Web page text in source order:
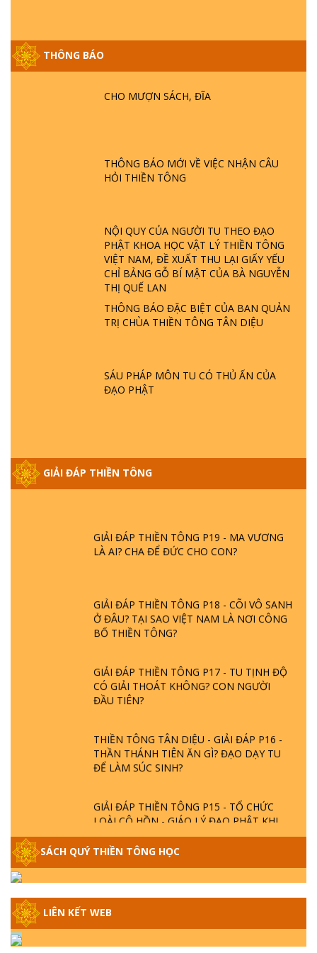
THÔNG BÁO
CHO MƯỢN SÁCH, ĐĨA
THÔNG BÁO MỚI VỀ VIỆC NHẬN CÂU
HỎI THIỀN TÔNG
NỘI QUY CỦA NGƯỜI TU THEO ĐẠO
PHẬT KHOA HỌC VẬT LÝ THIỀN TÔNG
VIỆT NAM, ĐỀ XUẤT THU LẠI GIẤY YẾU
CHỈ BẢNG GỖ BÍ MẬT CỦA BÀ NGUYỄN
THỊ QUẾ LAN
THÔNG BÁO ĐẶC BIỆT CỦA BAN QUẢN
TRỊ CHÙA THIỀN TÔNG TÂN DIỆU
SÁU PHÁP MÔN TU CÓ THỦ ẤN CỦA
ĐẠO PHẬT
GIẢI ĐÁP THIỀN TÔNG
GIẢI ĐÁP ĐẶC BIỆT P25 - SUỐT 49 NĂM
PHẬT KHÔNG NÓI? HỘI LONG HOA LÀ
HỘI GÌ? TỬ VÌ ĐẠO
PHẬT GIỚI CÓ THỜI GIAN KHÔNG? |
TTTD
LÀ AI? QUỶ SA TĂNG? | TTTD
GIẢI ĐÁP THIỀN TÔNG ĐẶC BIỆT P22 - TẠI
SAO TRÁI ĐẤT NHIỀU THIÊN TAI - LŨ LỤT
- HỎA HOẠN | TTTD
GIẢI ĐÁP THIỀN TÔNG ĐẶC BIỆT P21 - TẠI
GIẢI ĐÁP VỀ LỄ TIỄN THIỀN TÔNG SƯ
- BÁC NGUYỄN NHÂN LÀ AI? PHIỀN NÃO
DO ĐÂU MÀ CÓ?
GIẢI ĐÁP THIỀN TÔNG P19 - MA VƯƠNG
LÀ AI? CHA ĐỂ ĐỨC CHO CON?
GIẢI ĐÁP THIỀN TÔNG P18 - CÕI VÔ SANH
Ở ĐÂU? TẠI SAO VIỆT NAM LÀ NƠI CÔNG
BỐ THIỀN TÔNG?
GIẢI ĐÁP THIỀN TÔNG P17 - TU TỊNH ĐỘ
CÓ GIẢI THOÁT KHÔNG? CON NGƯỜI
ĐẦU TIÊN?
THIỀN TÔNG TÂN DIỆU - GIẢI ĐÁP P16 -
THẦN THÁNH TIÊN ĂN GÌ? ĐẠO DẠY TU
ĐỂ LÀM SÚC SINH?
GIẢI ĐÁP THIỀN TÔNG P15 - TỔ CHỨC
LOÀI CÔ HỒN - GIÁO LÝ ĐẠO PHẬT KHI
GIẢI ĐÁP THIỀN TÔNG ĐẶC BIỆT - P14 -
NGUỒN GỐC ÂM LỊCH DƯƠNG LỊCH -
TẦNG BÌNH LƯU LỚN ĐẾN ĐÂU
CON NGƯỜI TU THÀNH PHẬT ĐƯỢC
SÁCH QUÝ THIỀN TÔNG HỌC
LIÊN KẾT WEB